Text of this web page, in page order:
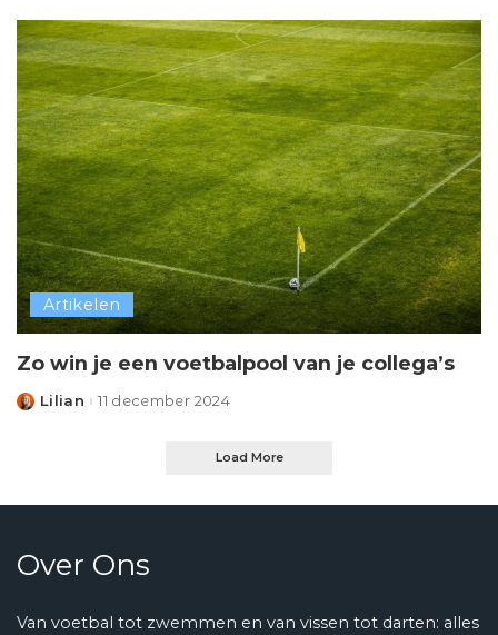
Artikelen
Zo win je een voetbalpool van je collega’s
Posted
Lilian 11 december 2024
Load More
Over Ons
Van voetbal tot zwemmen en van vissen tot darten: alles